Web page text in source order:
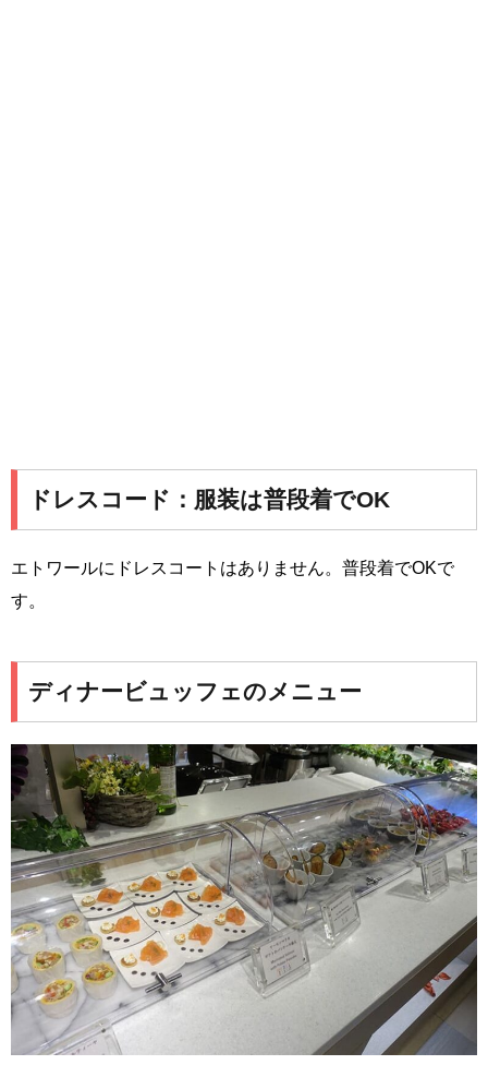
ドレスコード：服装は普段着でOK
エトワールにドレスコートはありません。普段着でOKで
す。
ディナービュッフェのメニュー